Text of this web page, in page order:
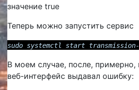
значение true
Теперь можно запустить сервис
sudo systemctl start transmission-
В моем случае, после,
веб-интерфейс выдавал ошибку: